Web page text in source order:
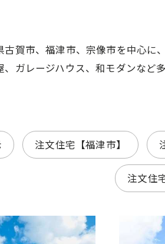
古賀市、福津市、宗像市を中心
ガレージハウス、和モダンな
注文住宅【福津市】
注文住